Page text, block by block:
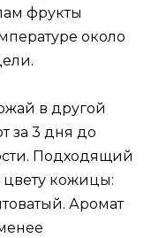
фрукты
около
в другой
за 3 дня до
Подходящий
кожицы:
Аромат